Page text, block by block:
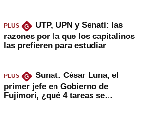
PLUS G
UTP, UPN y Senati: las
razones por la que los capitalinos
las prefieren para estudiar
PLUS G
Sunat: César Luna, el
primer jefe en Gobierno de
Fujimori, ¿qué 4 tareas se